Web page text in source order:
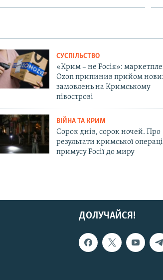
СУСПІЛЬСТВО
«Крим – не Росія»:
Ozon припинив прийом
замовлень на Кримському
півострові
ВІЙНА ТА КРИМ
Сорок днів, сорок ночей. Про
результати кримської
примусу Росії до миру
ДОЛУЧАЙСЯ!